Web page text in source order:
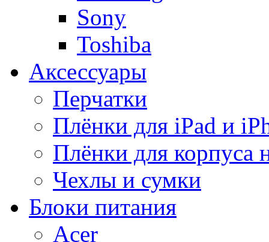
Sony
Toshiba
Аксессуары
Перчатки
Плёнки для iPad и
Плёнки для корпуса
Чехлы и сумки
Блоки питания
Acer